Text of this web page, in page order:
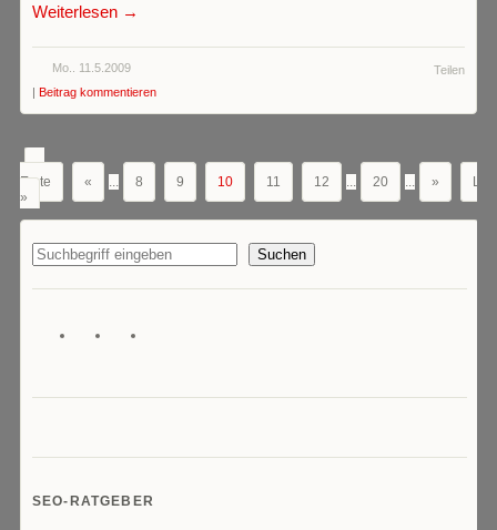
Weiterlesen →
Teilen
Mo.. 11.5.2009
| Beitrag kommentieren
«
Erste
« 8 9 10 11 12 20 »
»
Suchen
SEO-RATGEBER